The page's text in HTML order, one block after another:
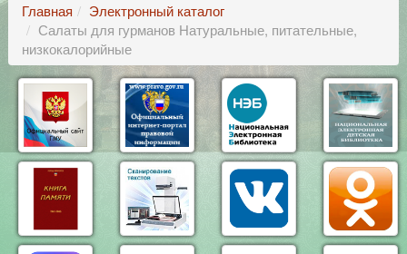
Главная
Электронный каталог
Салаты для гурманов Натуральные, питательные,
низкокалорийные